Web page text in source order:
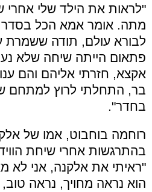
"לראות את הילד שלי אחרי
מתה. אומר אמא הכל בסדר,
לבורא עולם, תודה ששמרת
פתאום הייתה שיחה שלא
אקצא, חזרתי אליהם והם
בר, התחלתי לרוץ למתחם
בחדר".
רוחמה בוחבוט, אמו של
בהתרגשות אחרי שיחת
"ראיתי את אלקנה, אני לא
הוא נראה מחויך, נראה טוב,